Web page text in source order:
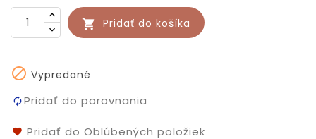
 Pridať do košíka
 Vypredané
Pridať do porovnania
Pridať do Oblúbených položiek